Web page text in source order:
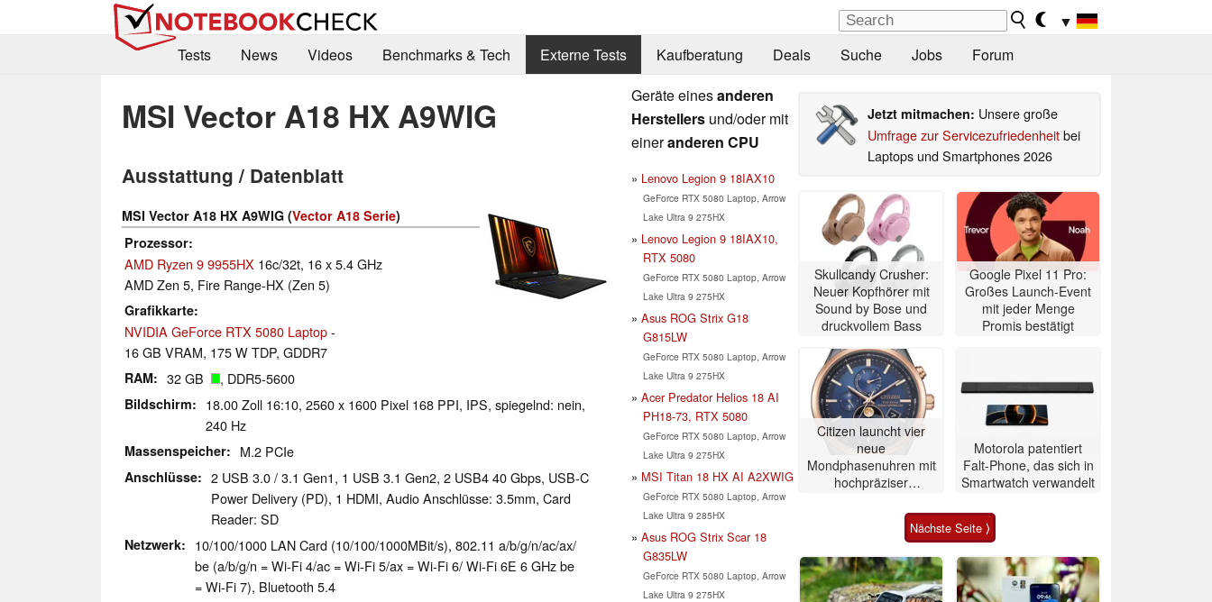
▼
Tests
News Videos Benchmarks & Tech Externe Tests Kaufberatung Deals Suche Jobs Forum
MSI Vector A18 HX A9WIG
Ausstattung / Datenblatt
MSI Vector A18 HX A9WIG (Vector A18 Serie)
Prozessor
AMD Ryzen 9 9955HX 16c/32t, 16 x 5.4 GHz
AMD Zen 5, Fire Range-HX (Zen 5)
Grafikkarte
NVIDIA GeForce RTX 5080 Laptop-
16 GB VRAM, 175 W TDP, GDDR7
RAM 32 GB , DDR5-5600
Bildschirm
18.00 Zoll 16:10, 2560 x 1600 Pixel 168 PPI, IPS, spiegelnd: nein,
240 Hz
Massenspeicher M.2 PCIe
Anschlüsse
2 USB 3.0 / 3.1 Gen1, 1 USB 3.1 Gen2, 2 USB4 40 Gbps, USB-C
Power Delivery (PD), 1 HDMI, Audio Anschlüsse: 3.5mm, Card
Reader: SD
Netzwerk
10/100/1000 LAN Card (10/100/1000MBit/s), 802.11 a/​b/​g/​n/​ac/​ax/​
be (a/b/g/n = Wi-Fi 4/ac = Wi-Fi 5/ax = Wi-Fi 6/ Wi-Fi 6E 6 GHz be
= Wi-Fi 7), Bluetooth 5.4
Geräte einesanderen
Herstellers und/oder mit
eineranderen CPU
Lenovo Legion 9 18IAX10
GeForce RTX 5080 Laptop, Arrow
Lake Ultra 9 275HX
Lenovo Legion 9 18IAX10,
RTX 5080
GeForce RTX 5080 Laptop, Arrow
Lake Ultra 9 275HX
Asus ROG Strix G18
G815LW
GeForce RTX 5080 Laptop, Arrow
Lake Ultra 9 275HX
Acer Predator Helios 18 AI
PH18-73, RTX 5080
GeForce RTX 5080 Laptop, Arrow
Lake Ultra 9 275HX
MSI Titan 18 HX AI A2XWIG
GeForce RTX 5080 Laptop, Arrow
Lake Ultra 9 285HX
Asus ROG Strix Scar 18
G835LW
GeForce RTX 5080 Laptop, Arrow
Lake Ultra 9 275HX
Jetzt mitmachen: Unsere große
Umfrage zur Servicezufriedenheitbei
Laptops und Smartphones 2026
Skullcandy Crusher:
Neuer Kopfhörer mit
Sound by Bose und
druckvollem Bass
Google Pixel 11 Pro:
Großes Launch-Event
mit jeder Menge
Promis bestätigt
Citizen launcht vier
neue
Mondphasenuhren mit
hochpräziser
Motorola patentiert
Falt-Phone, das sich in
Smartwatch verwandelt
Nächste Seite ⟩